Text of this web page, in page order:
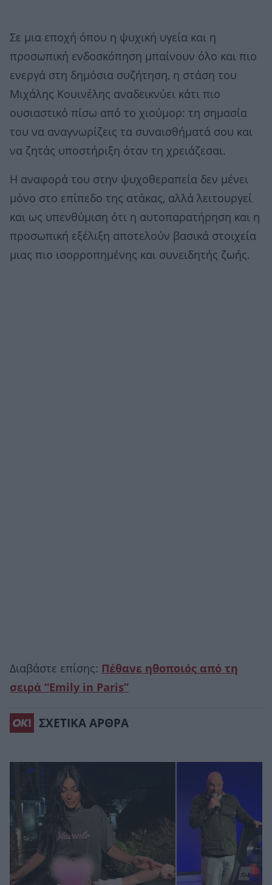
Σε μια εποχή όπου η ψυχική υγεία και η
προσωπική ενδοσκόπηση μπαίνουν όλο και πιο
ενεργά στη δημόσια συζήτηση, η στάση του
Μιχάλης Κουινέλης αναδεικνύει κάτι πιο
ουσιαστικό πίσω από το χιούμορ: τη σημασία
του να αναγνωρίζεις τα συναισθήματά σου και
να ζητάς υποστήριξη όταν τη χρειάζεσαι.
Η αναφορά του στην ψυχοθεραπεία δεν μένει
μόνο στο επίπεδο της ατάκας, αλλά λειτουργεί
και ως υπενθύμιση ότι η αυτοπαρατήρηση και η
προσωπική εξέλιξη αποτελούν βασικά στοιχεία
μιας πιο ισορροπημένης και συνειδητής ζωής.
Διαβάστε επίσης: Πέθανε ηθοποιός από τη
σειρά “Emily in Paris”
ΣΧΕΤΙΚΑ ΑΡΘΡΑ